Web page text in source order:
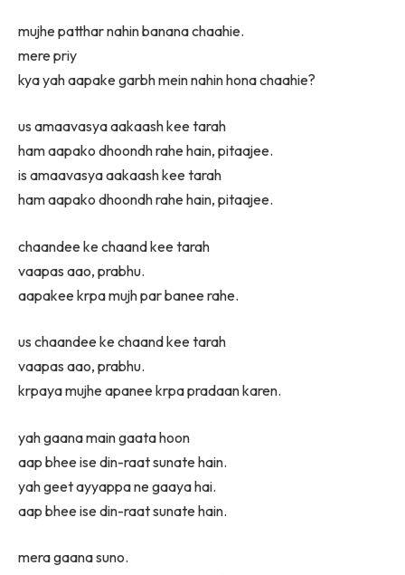
mujhe patthar nahin banana chaahie.
mere priy
kya yah aapake garbh mein nahin hona chaahie?
us amaavasya aakaash kee tarah
ham aapako dhoondh rahe hain, pitaajee.
is amaavasya aakaash kee tarah
ham aapako dhoondh rahe hain, pitaajee.
chaandee ke chaand kee tarah
vaapas aao, prabhu.
aapakee krpa mujh par banee rahe.
us chaandee ke chaand kee tarah
vaapas aao, prabhu.
krpaya mujhe apanee krpa pradaan karen.
yah gaana main gaata hoon
aap bhee ise din-raat sunate hain.
yah geet ayyappa ne gaaya hai.
aap bhee ise din-raat sunate hain.
mera gaana suno.